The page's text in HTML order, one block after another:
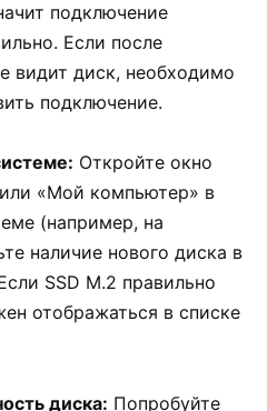
подключение
Если после
видит диск, необходимо
подключение.
Откройте окно
«Мой компьютер» в
(например, на
наличие нового диска в
SSD M.2 правильно
отображаться в списке
диска: Попробуйте